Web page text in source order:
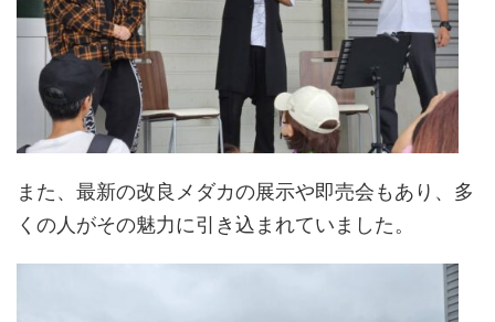
また、最新の改良メダカの展示や即売会もあり、多
くの人がその魅力に引き込まれていました。